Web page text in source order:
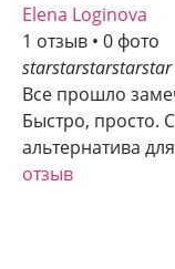
Elena Loginova
1 отзыв • 0 фото
starstarstarstarstar
Все прошло
Быстро, просто.
альтернатива
отзыв